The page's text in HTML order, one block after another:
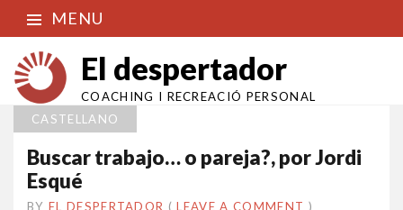
MENU
El despertador
COACHING I RECREACIÓ PERSONAL
CASTELLANO
Buscar trabajo… o pareja?, por Jordi
Esqué
BY EL DESPERTADOR ON
15
•(LEAVE A COMMENT )